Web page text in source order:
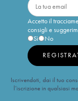
Accetto il
consigli e
Sì
No
Iscrivendoti, dai il tuo
l’iscrizione in qualsiasi